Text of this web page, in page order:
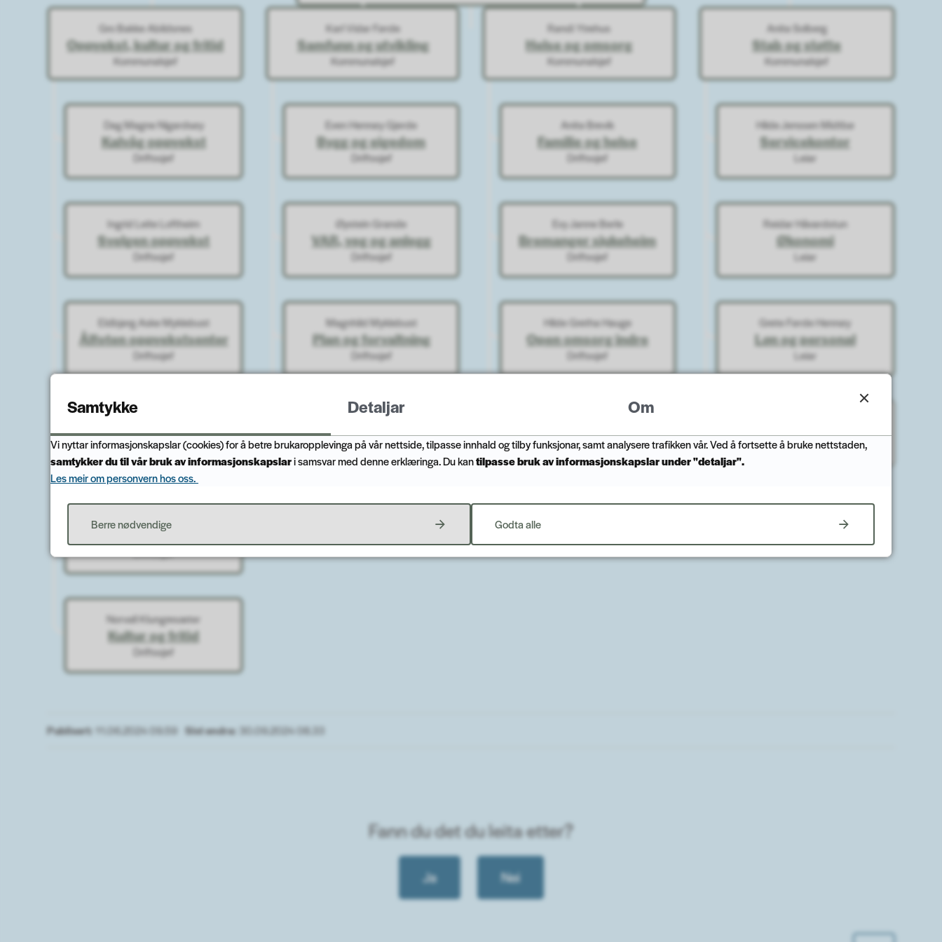
Gro Bakke Abildsnes
Oppvekst, kultur og fritid
Kommunalsjef
Dag Magne Nigardsøy
Kalvåg oppvekst
Driftssjef
Ingrid Leite Loftheim
Svelgen oppvekst
Driftssjef
Eldbjørg Aske Myklebust
Ålfoten oppvekstsenter
Driftssjef
Davik oppvekst
Driftssjef
Kåre Magne Moe
Hauge oppvekst
Norvall Klungresæter
Kultur og fritid
Driftssjef
Karl Vidar Førde
Samfunn og utvikling
Kommunalsjef
Even Hennøy Gjerde
Bygg og eigedom
Driftssjef
Øystein Grande
VAR, veg og anlegg
Driftssjef
Magnhild Myklebust
Plan og forvaltning
Driftssjef
NAV
Randi Ytrehus
Helse og omsorg
Kommunalsjef
Anita Brevik
Familie og helse
Driftssjef
Evy Janne Berle
Bremanger sjukeheim
Driftssjef
Hilde Gretha Hauge
Open omsorg indre
Driftssjef
Open omsorg ytre
Driftssjef
Anita Solberg
Stab og støtte
Kommunalsjef
Hilde Jenssen Midtbø
Servicekontor
Leiar
Reidar Håvardstun
Økonomi
Leiar
Grete Førde Hennøy
Løn og personal
Leiar
IT
Publisert 11.06.2024 09.59 Sist endra 30.09.2024 08.33
Fann du det du leita etter?
Ja Nei
Samtykke Detaljar Om
Vi nyttar informasjonskapslar (cookies) for å betre brukaropplevinga på vår nettside, tilpasse innhald og tilby funksjonar, samt analysere trafikken vår. Ved å fortsette å bruke nettstaden,
samtykker du til vår bruk av informasjonskapslari samsvar med denne erklæringa. Du kantilpasse bruk av informasjonskapslar under "detaljar".
Les meir om personvern hos oss.
Berre nødvendige Godta alle